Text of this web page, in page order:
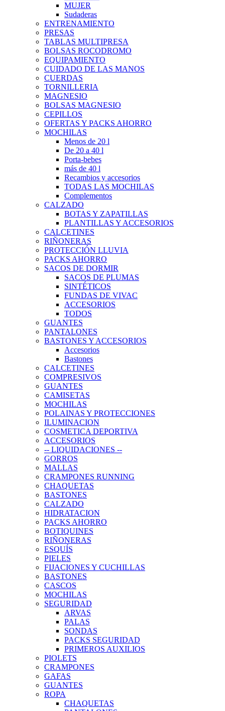
MUJER
Sudaderas
ENTRENAMIENTO
PRESAS
TABLAS MULTIPRESA
BOLSAS ROCODROMO
EQUIPAMIENTO
CUIDADO DE LAS MANOS
CUERDAS
TORNILLERIA
MAGNESIO
BOLSAS MAGNESIO
CEPILLOS
OFERTAS Y PACKS AHORRO
MOCHILAS
Menos de 20 l
De 20 a 40 l
Porta-bebes
más de 40 l
Recambios y accesorios
TODAS LAS MOCHILAS
Complementos
CALZADO
BOTAS Y ZAPATILLAS
PLANTILLAS Y ACCESORIOS
CALCETINES
RIÑONERAS
PROTECCIÓN LLUVIA
PACKS AHORRO
SACOS DE DORMIR
SACOS DE PLUMAS
SINTÉTICOS
FUNDAS DE VIVAC
ACCESORIOS
TODOS
GUANTES
PANTALONES
BASTONES Y ACCESORIOS
Accesorios
Bastones
CALCETINES
COMPRESIVOS
GUANTES
CAMISETAS
MOCHILAS
POLAINAS Y PROTECCIONES
ILUMINACION
COSMETICA DEPORTIVA
ACCESORIOS
-- LIQUIDACIONES --
GORROS
MALLAS
CRAMPONES RUNNING
CHAQUETAS
BASTONES
CALZADO
HIDRATACION
PACKS AHORRO
BOTIQUINES
RIÑONERAS
ESQUÍS
PIELES
FIJACIONES Y CUCHILLAS
BASTONES
CASCOS
MOCHILAS
SEGURIDAD
ARVAS
PALAS
SONDAS
PACKS SEGURIDAD
PRIMEROS AUXILIOS
PIOLETS
CRAMPONES
GAFAS
GUANTES
ROPA
CHAQUETAS